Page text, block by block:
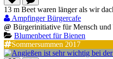
13 m Beet waren länger als wir
Ampfinger Bürgercafe
@ Bürgerinitiative für Mensch und
Blumenbeet für Bienen
Sommersummen 2017